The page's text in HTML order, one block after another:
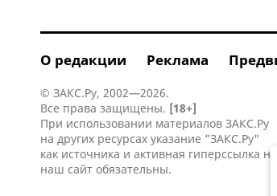
О редакции Реклама
© ЗАКС.Ру, 2002—2026.
Все права защищены. [18+]
При использовании материалов ЗАКС.Ру
на других ресурсах указание "ЗАКС.Ру"
как источника и активная гиперссылка на
наш сайт обязательны.